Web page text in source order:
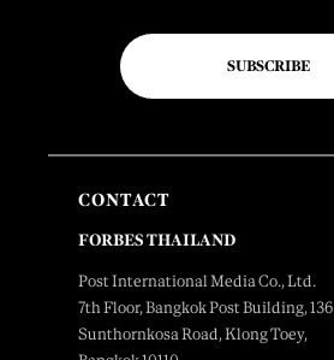
SUBSCRIBE
CONTACT
FORBES THAILAND
Post International Media Co., Ltd.
7th Floor, Bangkok Post Building, 136
Sunthornkosa Road, Klong Toey,